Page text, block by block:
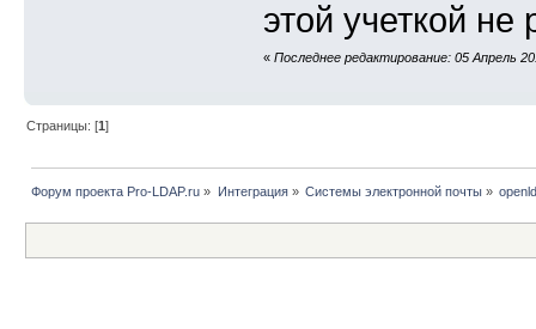
этой учеткой не
« Последнее редактирование: 05 Апрель
Страницы: [1]
Форум проекта Pro-LDAP.ru » Интеграция» Системы электронной почты»